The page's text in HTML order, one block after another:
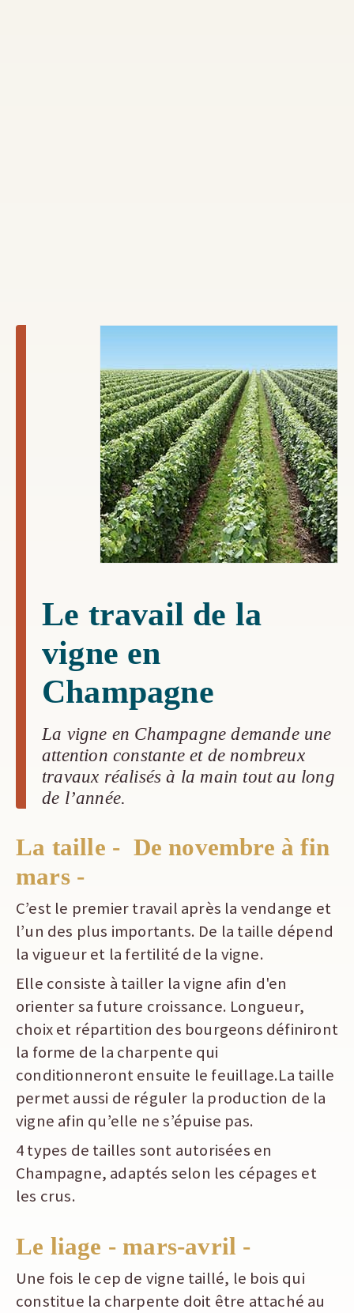
Le travail de la
vigne en
Champagne
La vigne en Champagne demande une
attention constante et de nombreux
travaux réalisés à la main tout au long
de l’année.
La taille - De novembre à fin
mars -
C’est le premier travail après la vendange et
l’un des plus importants. De la taille dépend
la vigueur et la fertilité de la vigne.
Elle consiste à tailler la vigne afin d'en
orienter sa future croissance. Longueur,
choix et répartition des bourgeons définiront
la forme de la charpente qui
conditionneront ensuite le feuillage.La taille
permet aussi de réguler la production de la
vigne afin qu’elle ne s’épuise pas.
4 types de tailles sont autorisées en
Champagne, adaptés selon les cépages et
les crus.
Le liage - mars-avril -
Une fois le cep de vigne taillé, le bois qui
constitue la charpente doit être attaché au